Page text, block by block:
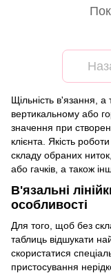
Щільність в'язання, а
вертикальному або
значення при
клієнта. Якість
складу обраних
або гачків, а також
В'язальні
особливості
Для того, щоб без
таблиць відшукати
скористатися
пристосування